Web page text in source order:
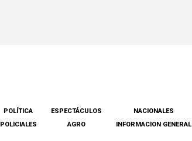
POLÍTICA
POLICIALES
ESPECTÁCULOS
AGRO
NACIONALES
INFORMACION GENERAL